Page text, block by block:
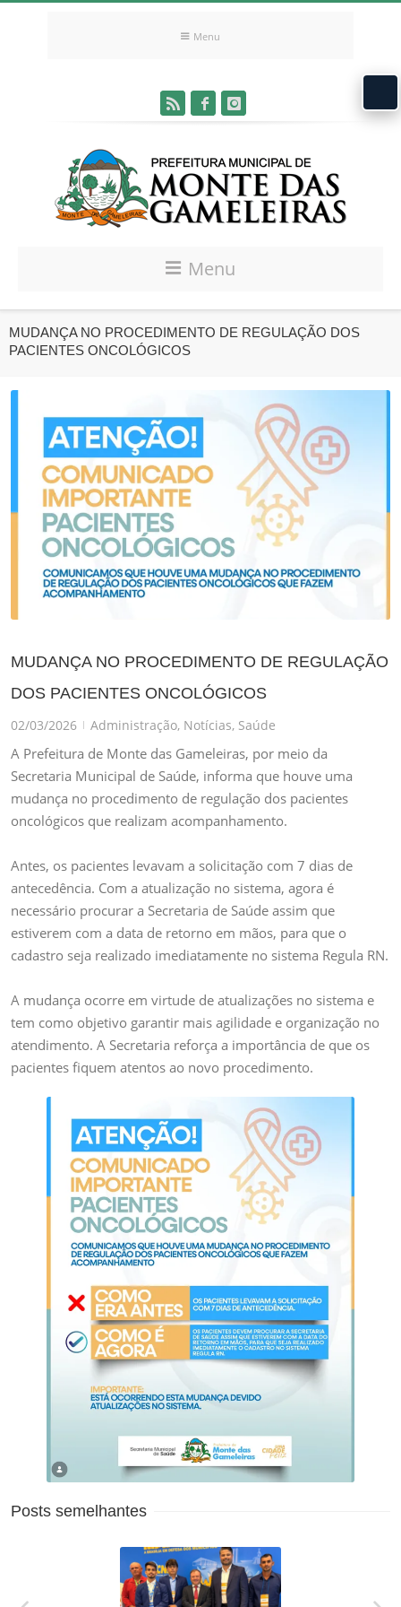
Menu
Menu
MUDANÇA NO PROCEDIMENTO DE REGULAÇÃO DOS
PACIENTES ONCOLÓGICOS
MUDANÇA NO PROCEDIMENTO DE REGULAÇÃO
DOS PACIENTES ONCOLÓGICOS
02/03/2026 | Administração, Notícias, Saúde
A Prefeitura de Monte das Gameleiras, por meio da
Secretaria Municipal de Saúde, informa que houve uma
mudança no procedimento de regulação dos pacientes
oncológicos que realizam acompanhamento.
Antes, os pacientes levavam a solicitação com 7 dias de
antecedência. Com a atualização no sistema, agora é
necessário procurar a Secretaria de Saúde assim que
estiverem com a data de retorno em mãos, para que o
cadastro seja realizado imediatamente no sistema Regula RN.
A mudança ocorre em virtude de atualizações no sistema e
tem como objetivo garantir mais agilidade e organização no
atendimento. A Secretaria reforça a importância de que os
pacientes fiquem atentos ao novo procedimento.
Posts semelhantes